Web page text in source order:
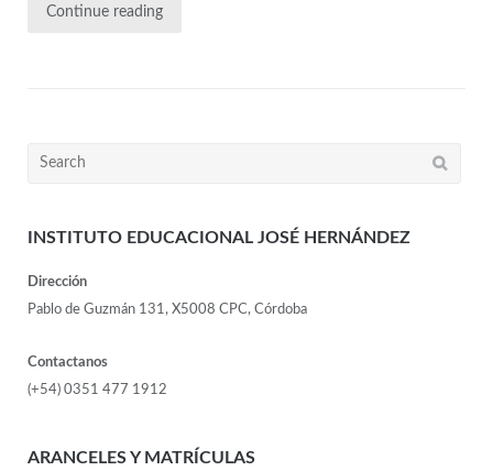
Continue reading
INSTITUTO EDUCACIONAL JOSÉ HERNÁNDEZ
Dirección
Pablo de Guzmán 131, X5008 CPC, Córdoba
Contactanos
(+54) 0351 477 1912
ARANCELES Y MATRÍCULAS